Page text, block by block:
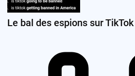
Le bal des espions sur TikTok